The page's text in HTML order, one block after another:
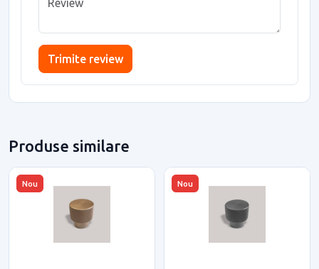
Trimite review
Produse similare
Nou Nou